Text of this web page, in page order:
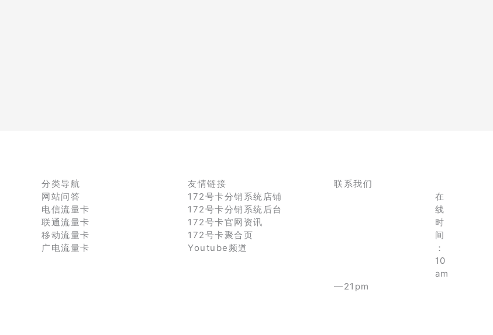
分类导航
网站问答
电信流量卡
联通流量卡
移动流量卡
广电流量卡
友情链接
172号卡分销系统店铺
172号卡分销系统后台
172号卡官网资讯
172号卡聚合页
Youtube频道
联系我们
在
线
时
间
：
10
am
—21pm